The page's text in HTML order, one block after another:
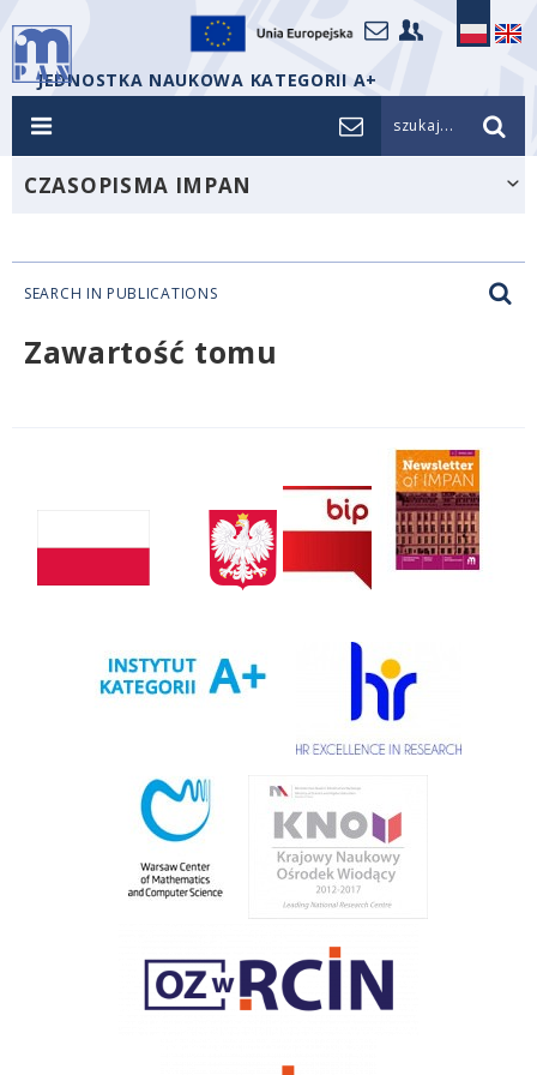
JEDNOSTKA NAUKOWA KATEGORII A+
szukaj...
CZASOPISMA IMPAN
SEARCH IN PUBLICATIONS
Zawartość tomu